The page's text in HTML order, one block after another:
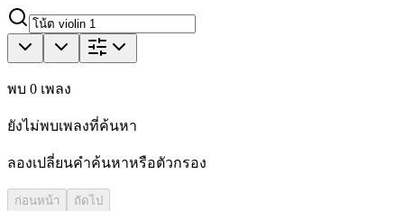
พบ 0 เพลง
ยังไม่พบเพลงที่ค้นหา
ลองเปลี่ยนคำค้นหาหรือตัวกรอง
ก่อนหน้า ถัดไป